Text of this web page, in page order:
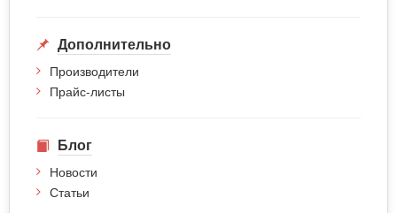
Дополнительно
Производители
Прайс-листы
Блог
Новости
Статьи